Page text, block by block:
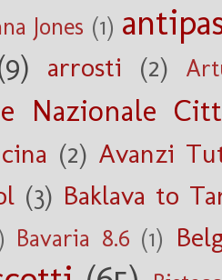
Jones (1)
arrosti (2)
Nazionale
(2) Avanzi
(3) Baklava to
Bavaria 8.6 (1)